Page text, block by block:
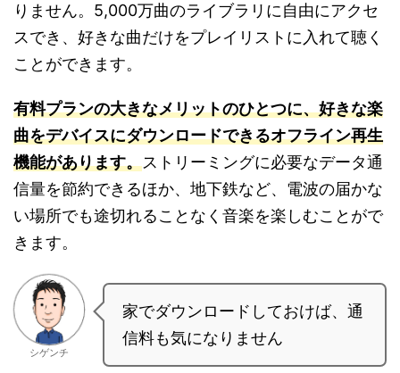
りません。5,000万曲のライブラリに自由にアクセ
スでき、好きな曲だけをプレイリストに入れて聴く
ことができます。
有料プランの大きなメリットのひとつに、好きな楽
曲をデバイスにダウンロードできるオフライン再生
機能があります。ストリーミングに必要なデータ通
信量を節約できるほか、地下鉄など、電波の届かな
い場所でも途切れることなく音楽を楽しむことがで
きます。
シゲンチ
家でダウンロードしておけば、通
信料も気になりません